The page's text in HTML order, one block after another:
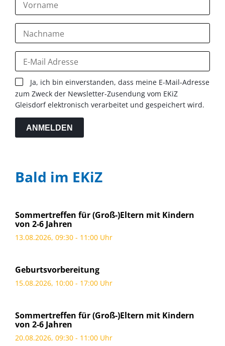
Ja, ich bin einverstanden, dass meine E-Mail-Adresse
zum Zweck der Newsletter-Zusendung vom EKiZ
Gleisdorf elektronisch verarbeitet und gespeichert wird.
ANMELDEN
Bald im EKiZ
Sommertreffen für (Groß-)Eltern mit Kindern
von 2-6 Jahren
13.08.2026, 09:30 - 11:00 Uhr
Geburtsvorbereitung
15.08.2026, 10:00 - 17:00 Uhr
Sommertreffen für (Groß-)Eltern mit Kindern
von 2-6 Jahren
20.08.2026, 09:30 - 11:00 Uhr